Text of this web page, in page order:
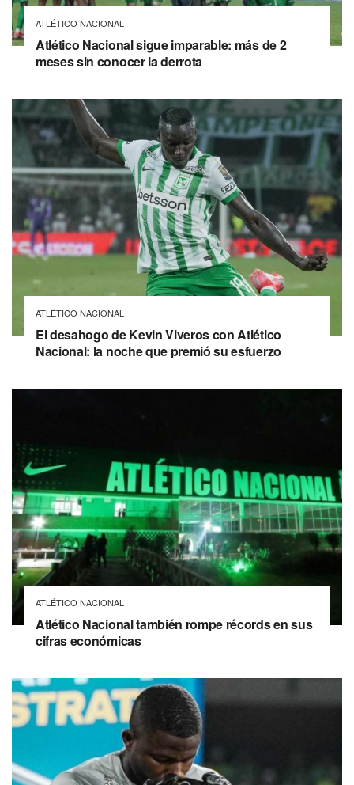
ATLÉTICO NACIONAL
Atlético Nacional sigue imparable: más de 2
meses sin conocer la derrota
ATLÉTICO NACIONAL
El desahogo de Kevin Viveros con Atlético
Nacional: la noche que premió su esfuerzo
ATLÉTICO NACIONAL
Atlético Nacional también rompe récords en sus
cifras económicas